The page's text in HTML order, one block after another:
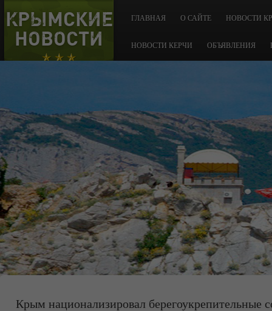
КРЫМСКИЕ
НОВОСТИ
ГЛАВНАЯ О САЙТЕ НОВОСТИ
НОВОСТИ КЕРЧИ ОБЪЯВЛЕНИЯ
Крым национализировал берегоукрепительные